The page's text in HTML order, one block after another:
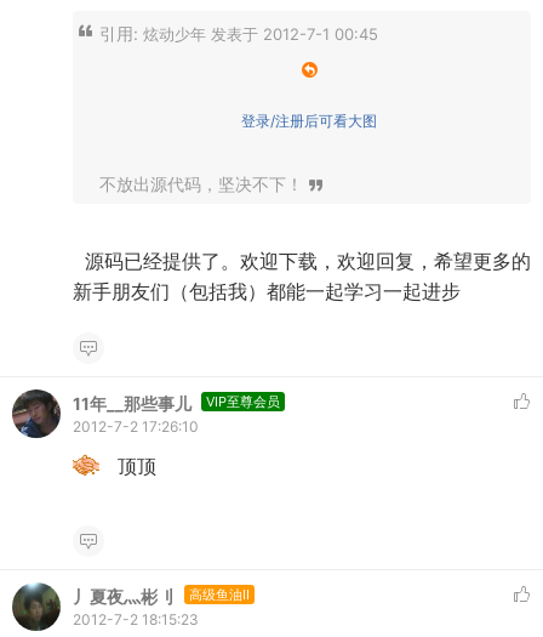
引用: 炫动少年 发表于 2012-7-1 00:45
登录/注册后可看大图
不放出源代码，坚决不下！
源码已经提供了。欢迎下载，欢迎回复，希望更多的
新手朋友们（包括我）都能一起学习一起进步
11年__那些事儿 VIP至尊会员
2012-7-2 17:26:10
顶顶
丿夏夜灬彬刂 高级鱼油II
2012-7-2 18:15:23